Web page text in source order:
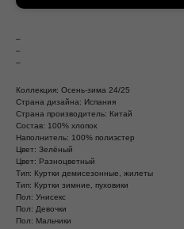
–
–
–
Коллекция: Осень-зима 24/25
Страна дизайна: Испания
Страна производитель: Китай
Состав: 100% хлопок
Наполнитель: 100% полиэстер
Цвет: Зелёный
Цвет: Разноцветный
Тип: Куртки демисезонные, жилеты
Тип: Куртки зимние, пуховики
Пол: Унисекс
Пол: Девочки
Пол: Мальчики